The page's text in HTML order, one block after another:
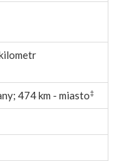
474 km - miasto‡